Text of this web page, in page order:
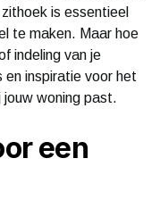
is essentieel
te maken. Maar hoe
indeling van je
inspiratie voor het
woning past.
een